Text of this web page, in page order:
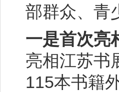
部群众、青
一是首次亮
亮相江苏书
115本书籍